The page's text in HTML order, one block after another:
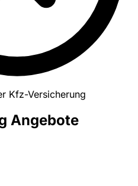
Kfz-Versicherung
Angebote